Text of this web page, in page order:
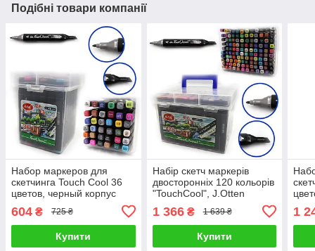
Подібні товари компанії
Набор маркеров для
скетчинга Touch Cool 36
цветов, черный корпус
604 ₴ 725 ₴
Купити
Набір скетч маркерів
двосторонніх 120 кольорів
"TouchCool", J.Otten
1 366₴ 1 639 ₴
Купити
1